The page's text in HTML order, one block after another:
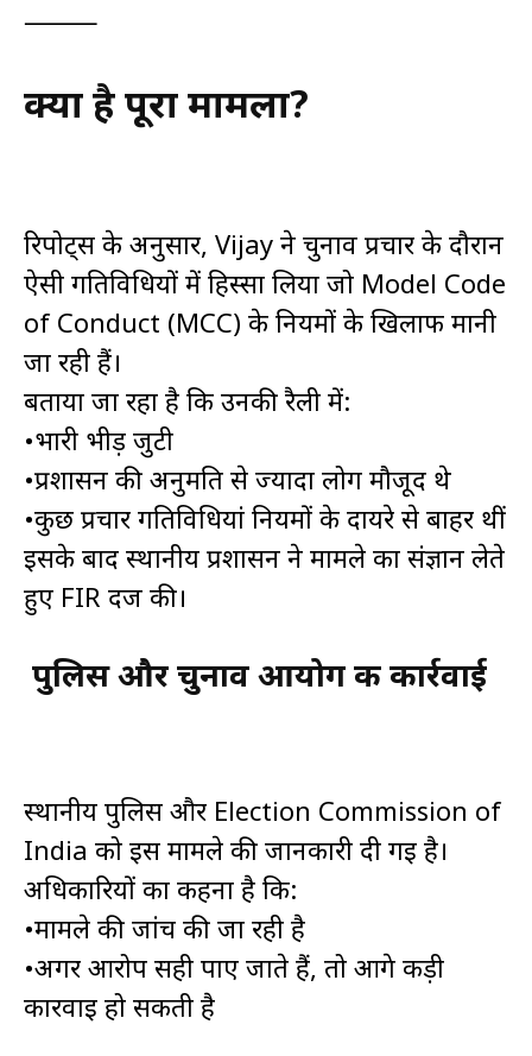
⸻
क्या है पूरा मामला?
रिपोर्ट्स के अनुसार, Vijay ने चुनाव प्रचार के दौरान
ऐसी गतिविधियों में हिस्सा लिया जो Model Code
of Conduct (MCC) के नियमों के खिलाफ मानी
जा रही हैं।
बताया जा रहा है कि उनकी रैली में:
•भारी भीड़ जुटी
•प्रशासन की अनुमति से ज्यादा लोग मौजूद थे
•कुछ प्रचार गतिविधियां नियमों के दायरे से बाहर थीं
इसके बाद स्थानीय प्रशासन ने मामले का संज्ञान लेते
हुए FIR दर्ज की।
पुलिस और चुनाव आयोग की कार्रवाई
स्थानीय पुलिस और Election Commission of
India को इस मामले की जानकारी दी गई है।
अधिकारियों का कहना है कि:
•मामले की जांच की जा रही है
•अगर आरोप सही पाए जाते हैं, तो आगे कड़ी
कार्रवाई हो सकती है